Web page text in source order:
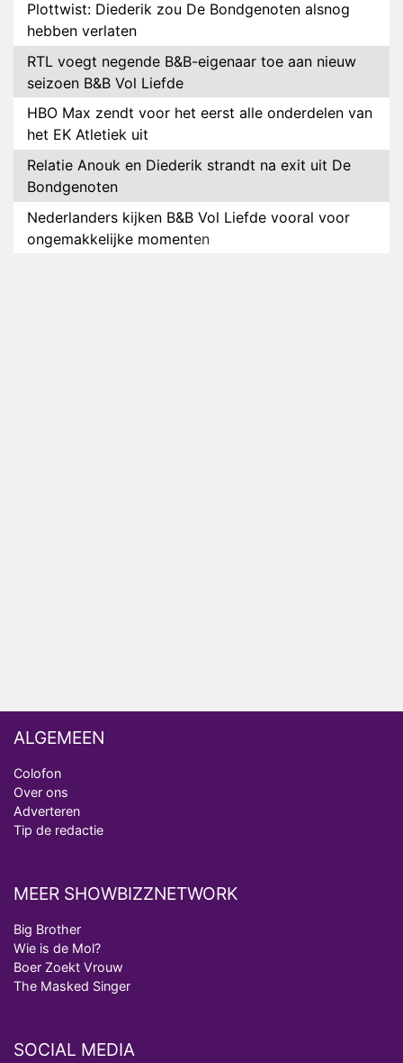
Plottwist: Diederik zou De Bondgenoten alsnog
hebben verlaten
RTL voegt negende B&B-eigenaar toe aan nieuw
seizoen B&B Vol Liefde
HBO Max zendt voor het eerst alle onderdelen van
het EK Atletiek uit
Relatie Anouk en Diederik strandt na exit uit De
Bondgenoten
Nederlanders kijken B&B Vol Liefde vooral voor
ongemakkelijke momenten
ALGEMEEN
Colofon
Over ons
Adverteren
Tip de redactie
MEER SHOWBIZZNETWORK
Big Brother
Wie is de Mol?
Boer Zoekt Vrouw
The Masked Singer
SOCIAL MEDIA